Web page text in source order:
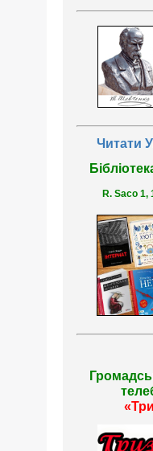
Читати
R. Saco 1,